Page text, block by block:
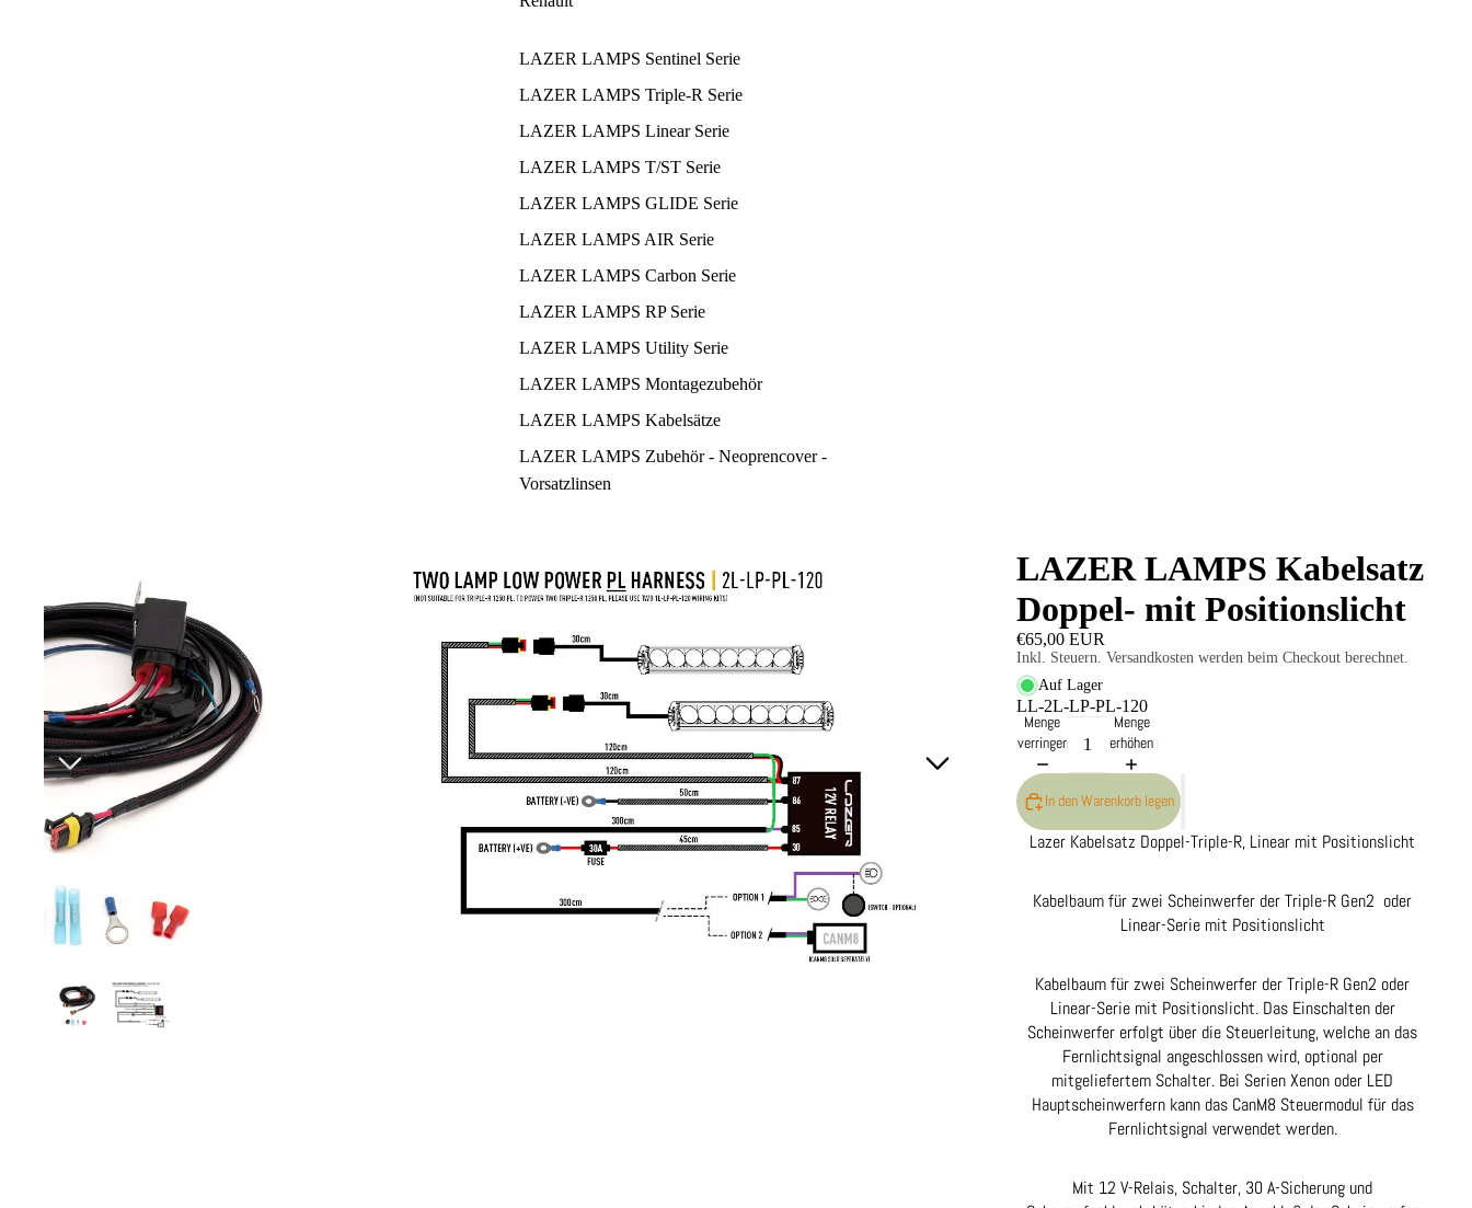
LAZER LAMPS Sentinel Serie
LAZER LAMPS Triple-R Serie
LAZER LAMPS Linear Serie
LAZER LAMPS T/ST Serie
LAZER LAMPS GLIDE Serie
LAZER LAMPS AIR Serie
LAZER LAMPS Carbon Serie
LAZER LAMPS RP Serie
LAZER LAMPS Utility Serie
LAZER LAMPS Montagezubehör
LAZER LAMPS Kabelsätze
LAZER LAMPS Zubehör - Neoprencover -
Vorsatzlinsen
LAZER LAMPS Kabelsatz
Doppel- mit Positionslicht
€65,00 EUR
Inkl. Steuern. Versandkosten werden beim Checkout berechnet.
Auf Lager
LL-2L-LP-PL-120
Menge
verringern
Menge
erhöhen
In den Warenkorb legen
Lazer Kabelsatz Doppel-Triple-R, Linear mit Positionslicht
Kabelbaum für zwei Scheinwerfer der Triple-R Gen2 oder
Linear-Serie mit Positionslicht
Kabelbaum für zwei Scheinwerfer der Triple-R Gen2 oder
Linear-Serie mit Positionslicht. Das Einschalten der
Scheinwerfer erfolgt über die Steuerleitung, welche an das
Fernlichtsignal angeschlossen wird, optional per
mitgeliefertem Schalter. Bei Serien Xenon oder LED
Hauptscheinwerfern kann das CanM8 Steuermodul für das
Fernlichtsignal verwendet werden.
Mit 12 V-Relais, Schalter, 30 A-Sicherung und